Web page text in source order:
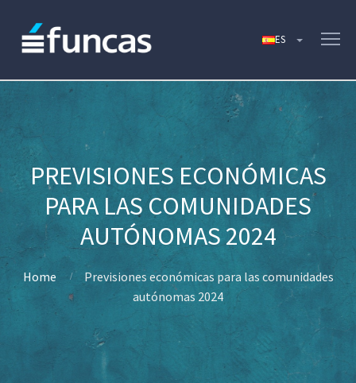
PREVISIONES ECONÓMICAS
PARA LAS COMUNIDADES
AUTÓNOMAS 2024
Home
Previsiones económicas para las comunidades
autónomas 2024